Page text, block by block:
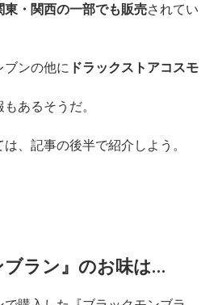
東・関西の一部でも販売されてい
ブンの他に ドラックストアコスモ
あるそうだ。
は、記事の後半で紹介しよう。
ブラン』のお味は…